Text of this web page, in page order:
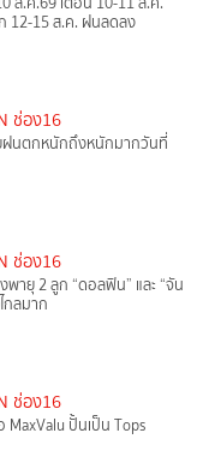
12-15 ส.ค. ฝนลดลง
ช่อง16
ฝนตกหนักถึงหนักมากวันที่
ช่อง16
ายุ 2 ลูก “ดอลฟิน” และ “จัน
กลมาก
ช่อง16
MaxValu ปั้นเป็น Tops